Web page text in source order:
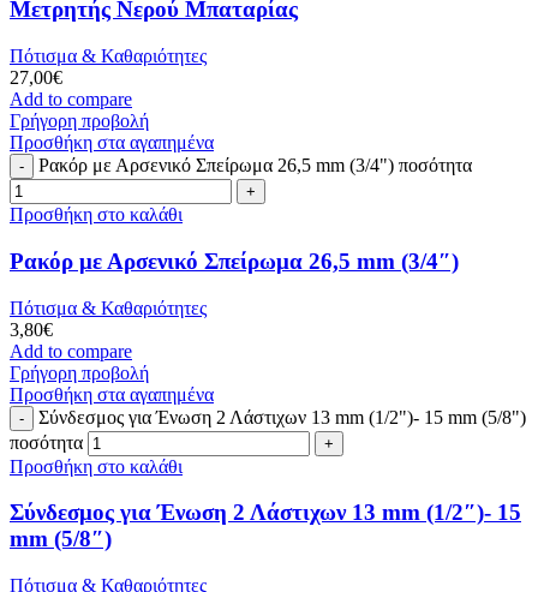
Μετρητής Νερού Μπαταρίας
Πότισμα & Καθαριότητες
27,00€
Add to compare
Γρήγορη προβολή
Προσθήκη στα αγαπημένα
Ρακόρ με Αρσενικό Σπείρωμα 26,5 mm (3/4") ποσότητα
Προσθήκη στο καλάθι
Ρακόρ με Αρσενικό Σπείρωμα 26,5 mm (3/4″)
Πότισμα & Καθαριότητες
3,80€
Add to compare
Γρήγορη προβολή
Προσθήκη στα αγαπημένα
Σύνδεσμος για Ένωση 2 Λάστιχων 13 mm (1/2")- 15 mm (5/8")
ποσότητα
Προσθήκη στο καλάθι
Σύνδεσμος για Ένωση 2 Λάστιχων 13 mm (1/2″)- 15
mm (5/8″)
Πότισμα & Καθαριότητες